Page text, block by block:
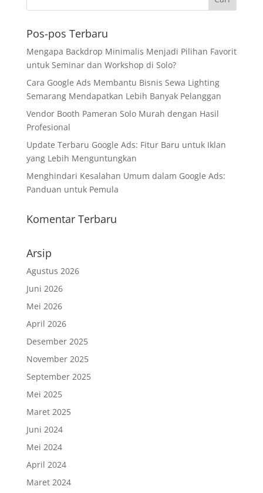
Pos-pos Terbaru
Mengapa Backdrop Minimalis Menjadi Pilihan Favorit
untuk Seminar dan Workshop di Solo?
Cara Google Ads Membantu Bisnis Sewa Lighting
Semarang Mendapatkan Lebih Banyak Pelanggan
Vendor Booth Pameran Solo Murah dengan Hasil
Profesional
Update Terbaru Google Ads: Fitur Baru untuk Iklan
yang Lebih Menguntungkan
Menghindari Kesalahan Umum dalam Google Ads:
Panduan untuk Pemula
Komentar Terbaru
Arsip
Agustus 2026
Juni 2026
Mei 2026
April 2026
Desember 2025
November 2025
September 2025
Mei 2025
Maret 2025
Juni 2024
Mei 2024
April 2024
Maret 2024